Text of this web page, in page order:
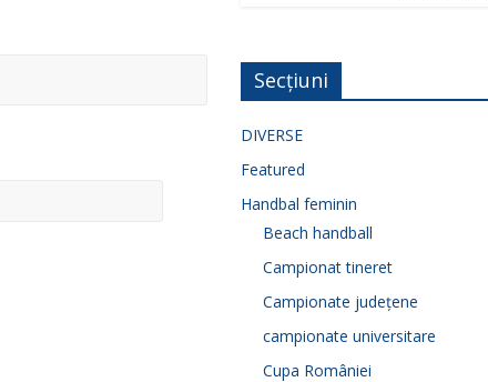
Secțiuni
DIVERSE
Featured
Handbal feminin
Beach handball
Campionat tineret
Campionate județene
campionate universitare
Cupa României